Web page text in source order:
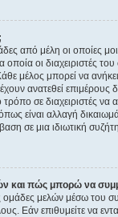
από μέλη οι οποίες
οποία οι διαχειριστές
μέλος μπορεί να
ανατεθεί επιμέρους
σε διαχειριστές να
είναι αλλαγή
σε μια ιδιωτική
και πώς μπορώ να
ομάδες μελών μέσω του
Εάν επιθυμείτε να